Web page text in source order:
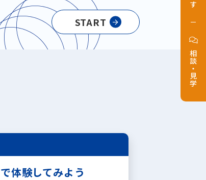
START
体験してみよう
相談・見学